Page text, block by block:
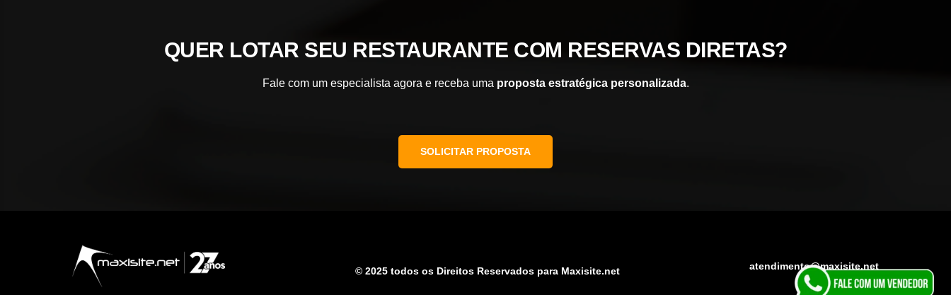
QUER LOTAR SEU RESTAURANTE COM RESERVAS DIRETAS?
Fale com um especialista agora e receba uma proposta estratégica personalizada.
SOLICITAR PROPOSTA
© 2025 todos os Direitos Reservados para Maxisite.net atendimento@maxisite.net